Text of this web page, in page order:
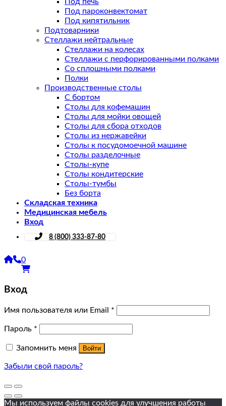
Под печь
Под пароконвектомат
Под кипятильник
Подтоварники
Стеллажи нейтральные
Стеллажи на колесах
Стеллажи с перфорированными полками
Со сплошными полками
Полки
Производственные столы
С бортом
Столы для кофемашин
Столы для мойки овощей
Столы для сбора отходов
Столы из нержавейки
Столы к посудомоечной машине
Столы разделочные
Столы-купе
Столы кондитерские
Столы-тумбы
Без борта
Складская техника
Медицинская мебель
Вход
8 (800) 333-87-80
0
Вход
Имя пользователя или Email *
Пароль *
Запомнить меня Войти
Забыли свой пароль?
Мы используем файлы cookies для улучшения работы